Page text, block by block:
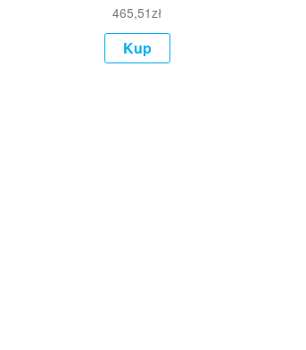
465,51zł
Kup